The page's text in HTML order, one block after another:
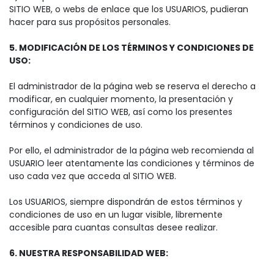
SITIO WEB, o webs de enlace que los USUARIOS, pudieran
hacer para sus propósitos personales.
5. MODIFICACIÓN DE LOS TÉRMINOS Y CONDICIONES DE
USO:
El administrador de la página web se reserva el derecho a
modificar, en cualquier momento, la presentación y
configuración del SITIO WEB, así como los presentes
términos y condiciones de uso.
Por ello, el administrador de la página web recomienda al
USUARIO leer atentamente las condiciones y términos de
uso cada vez que acceda al SITIO WEB.
Los USUARIOS, siempre dispondrán de estos términos y
condiciones de uso en un lugar visible, libremente
accesible para cuantas consultas desee realizar.
6. NUESTRA RESPONSABILIDAD WEB: